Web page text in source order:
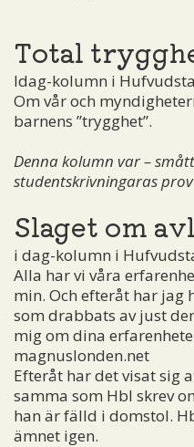
Total
Idag-kolumn i
Om vår och
barnens ”trygghet”.
Denna kolumn var –
studentskrivningaras
Slaget om
i dag-kolumn i
Alla har vi våra
min. Och efteråt har jag
som drabbats av just
mig om dina
magnuslonden.net
Efteråt har det visat sig
samma som Hbl skrev
han är fälld i domstol.
ämnet igen.